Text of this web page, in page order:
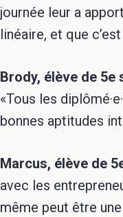
journée leur a
linéaire, et que
Brody, élève de 5e
«Tous les
bonnes aptitudes
Marcus, élève de
avec les
même peut être